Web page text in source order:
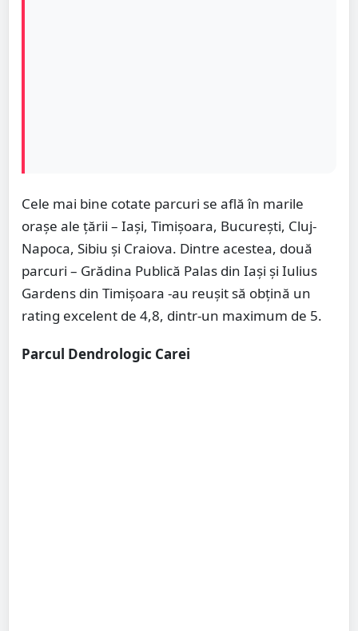
Cele mai bine cotate parcuri se află în marile
orașe ale țării – Iași, Timișoara, București, Cluj-
Napoca, Sibiu și Craiova. Dintre acestea, două
parcuri – Grădina Publică Palas din Iași și Iulius
Gardens din Timișoara -au reușit să obțină un
rating excelent de 4,8, dintr-un maximum de 5.
Parcul Dendrologic Carei